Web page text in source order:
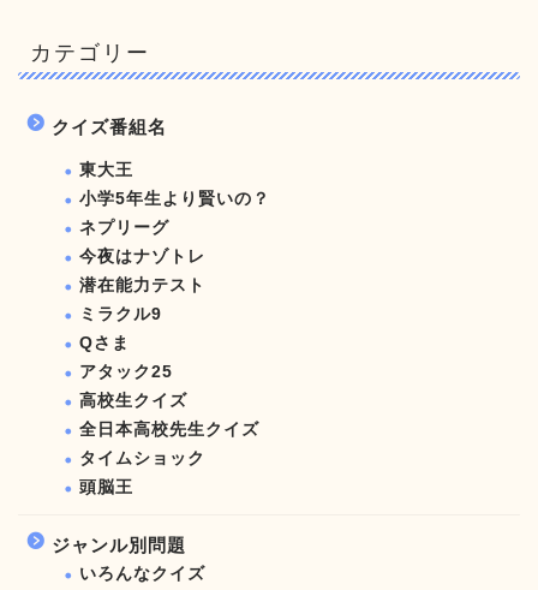
カテゴリー
クイズ番組名
東大王
小学5年生より賢いの？
ネプリーグ
今夜はナゾトレ
潜在能力テスト
ミラクル9
Qさま
アタック25
高校生クイズ
全日本高校先生クイズ
タイムショック
頭脳王
ジャンル別問題
いろんなクイズ